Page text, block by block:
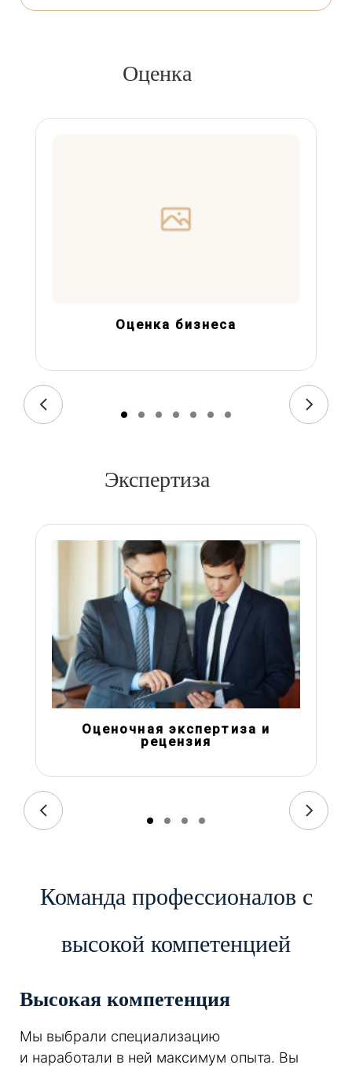
Оценка
Оценка бизнеса
Экспертиза
Оценочная экспертиза и
рецензия
Команда профессионалов с
высокой компетенцией
Высокая компетенция
Мы выбрали специализацию
и наработали в ней максимум опыта. Вы